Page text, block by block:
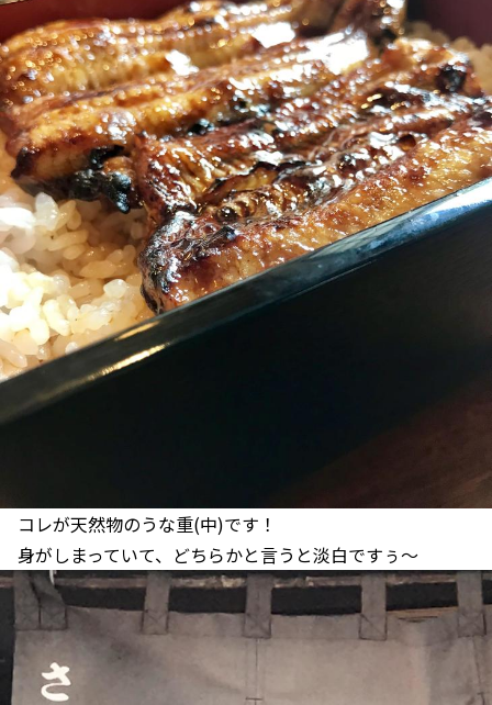
コレが天然物のうな重(中)です！
身がしまっていて、どちらかと言うと淡白ですぅ〜